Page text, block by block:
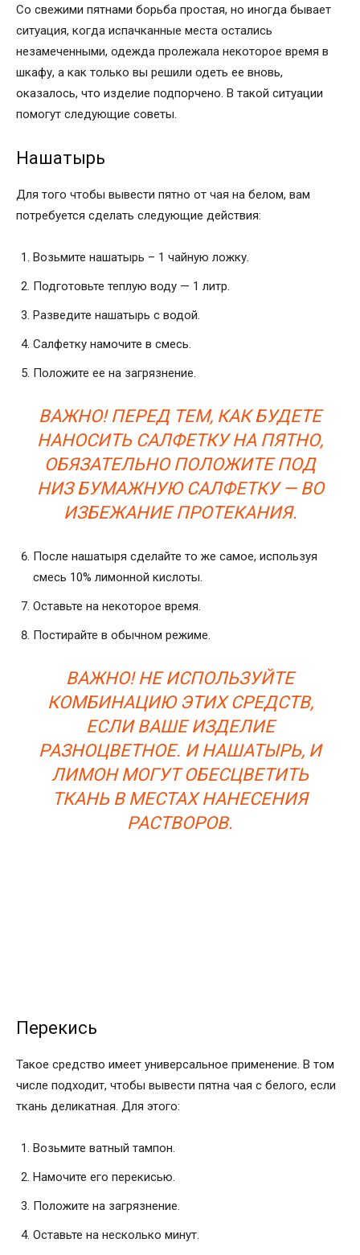
Со свежими пятнами борьба простая, но иногда бывает
ситуация, когда испачканные места остались
незамеченными, одежда пролежала некоторое время в
шкафу, а как только вы решили одеть ее вновь,
оказалось, что изделие подпорчено. В такой ситуации
помогут следующие советы.
Нашатырь
Для того чтобы вывести пятно от чая на белом, вам
потребуется сделать следующие действия:
Возьмите нашатырь – 1 чайную ложку.
Подготовьте теплую воду — 1 литр.
Разведите нашатырь с водой.
Салфетку намочите в смесь.
Положите ее на загрязнение.
ВАЖНО! ПЕРЕД ТЕМ, КАК БУДЕТЕ
НАНОСИТЬ САЛФЕТКУ НА ПЯТНО,
ОБЯЗАТЕЛЬНО ПОЛОЖИТЕ ПОД
НИЗ БУМАЖНУЮ САЛФЕТКУ — ВО
ИЗБЕЖАНИЕ ПРОТЕКАНИЯ.
После нашатыря сделайте то же самое, используя
смесь 10% лимонной кислоты.
Оставьте на некоторое время.
Постирайте в обычном режиме.
ВАЖНО! НЕ ИСПОЛЬЗУЙТЕ
КОМБИНАЦИЮ ЭТИХ СРЕДСТВ,
ЕСЛИ ВАШЕ ИЗДЕЛИЕ
РАЗНОЦВЕТНОЕ. И НАШАТЫРЬ, И
ЛИМОН МОГУТ ОБЕСЦВЕТИТЬ
ТКАНЬ В МЕСТАХ НАНЕСЕНИЯ
РАСТВОРОВ.
Перекись
Такое средство имеет универсальное применение. В том
числе подходит, чтобы вывести пятна чая с белого, если
ткань деликатная. Для этого:
Возьмите ватный тампон.
Намочите его перекисью.
Положите на загрязнение.
Оставьте на несколько минут.